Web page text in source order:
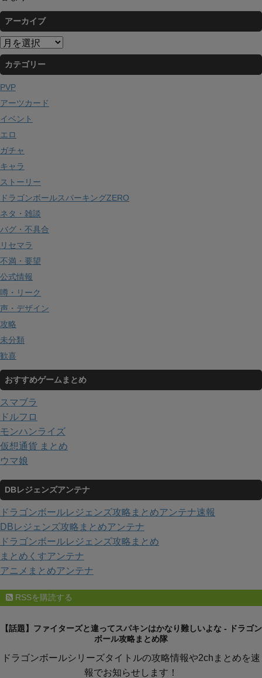
アーカイブ
ア
ー
カ
イ
ブ
カテゴリー
PVP
アーツカード
イベント
エロ
ガチャ
キャラ
ストーリー
ドラゴンボールスパーキングZERO
ネタ・雑談
バグ・不具合
リセマラ
不満・要望
公式情報
噂・リーク
声・デザイン
攻略
未分類
歓喜
おすすめゲームまとめ
スマブラ
ドルフロ
モンハンライズ
仮想通貨 まとめ
ウマ娘
DBレジェンズアンテナ
ドラゴンボールレジェンズ攻略まとめアンテナ速報
DBレジェンズ攻略まとめアンテナ
ドラゴンボールレジェンズ攻略まとめ
まとめくすアンテナ
アニメまとめアンテナ
RSSを購読する
【話題】ファイターズと違ってスパキンはかなり難しいよな - ドラゴン
ボール攻略まとめ隊
ドラゴンボールシリーズタイトルの攻略情報や2chまとめを速
報でお知らせします！